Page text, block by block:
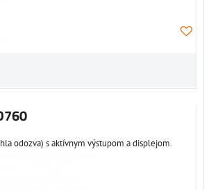
odozva) s aktívnym výstupom a displejom.